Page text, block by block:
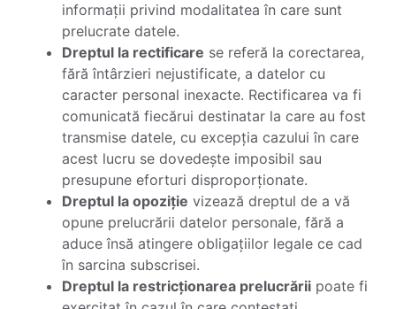
informații privind modalitatea în care sunt
prelucrate datele.
Dreptul la rectificare se referă la corectarea,
fără întârzieri nejustificate, a datelor cu
caracter personal inexacte. Rectificarea va fi
comunicată fiecărui destinatar la care au fost
transmise datele, cu excepția cazului în care
acest lucru se dovedește imposibil sau
presupune eforturi disproporționate.
Dreptul la opoziție vizează dreptul de a vă
opune prelucrării datelor personale, fără a
aduce însă atingere obligațiilor legale ce cad
în sarcina subscrisei.
Dreptul la restricționarea prelucrării poate fi